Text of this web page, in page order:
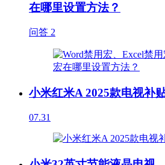
在哪里设置方法？
问答 2
小米红米A 2025款电视补
07.31